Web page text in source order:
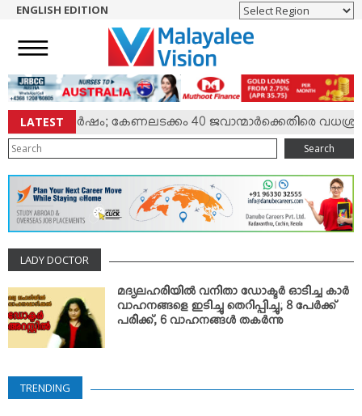
NEWS
ENGLISH
NRI
ENTERTAINMENT
MV SPECIAL
SPORTS
LIFESTYLE
TECH & AUTO
SOCIAL SPHERE
EDITORIAL
ARTS & LITERATURE
MAGAZINE
YOUR SAY
ENGLISH EDITION
LATEST
സംഘര്‍ഷം; കേണലടക്കം 40 ജവാന്മാര്‍ക്കെതിരെ
Search
LADY DOCTOR
മദ്യലഹരിയില്‍ വനിതാ ഡോക്ടര്‍ ഓടിച്ച കാര്‍
വാഹനങ്ങളെ ഇടിച്ചു തെറിപ്പിച്ചു; 8 പേര്‍ക്ക്
പരിക്ക്, 6 വാഹനങ്ങള്‍ തകര്‍ന്നു
TRENDING